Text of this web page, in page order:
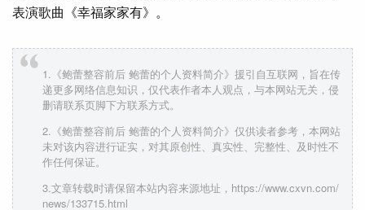
表演歌曲《幸福家家有》。
1.《鲍蕾整容前后 鲍蕾的个人资料简介》援引自互联网，旨在传
递更多网络信息知识，仅代表作者本人观点，与本网站无关，侵
删请联系页脚下方联系方式。
2.《鲍蕾整容前后 鲍蕾的个人资料简介》仅供读者参考，本网站
未对该内容进行证实，对其原创性、真实性、完整性、及时性不
作任何保证。
3.文章转载时请保留本站内容来源地址，https://www.cxvn.com/
news/133715.html